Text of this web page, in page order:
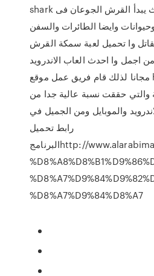
shark من العاب السمك حيث يبدأ القرش الجوعان فى
وايضا الطائرات والسفن
وا تحميل لعبة سمكة القرش
من اجمل وا احدث العاب الاندرويد
مجانا لذلك قام فريق عمل موقع haeaty.comباضافة
والتي حققت نسبة عالية جدا من
والموبايل ومن الجميل في
رابط تحميل
البرنامجhttp://www.alarabimag.com/books/5745-
%D8%A7%D9%84%D8%A7